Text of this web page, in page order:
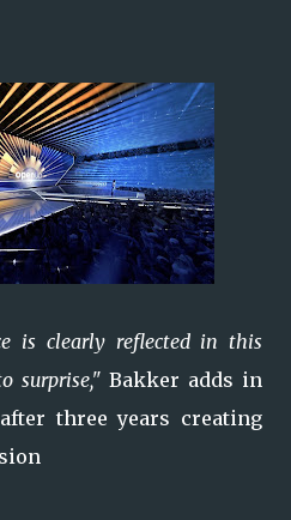
is clearly reflected in this
surprise," Bakker adds in
three years creating